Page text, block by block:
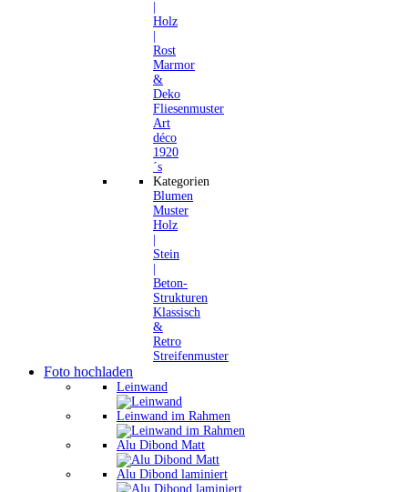
Holz
Rost
Marmor
&
Deko
Fliesenmuster
Art
déco
1920
´s
Kategorien
Blumen
Muster
Holz
Stein
Beton-
Strukturen
Klassisch
&
Retro
Streifenmuster
Foto hochladen
Leinwand
Leinwand im Rahmen
Alu Dibond Matt
Alu Dibond laminiert